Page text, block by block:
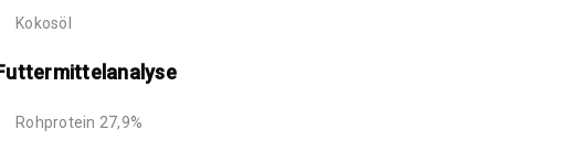
Kokosöl
Rohprotein 27,9%